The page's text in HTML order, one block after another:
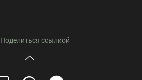
Поделиться ссылкой